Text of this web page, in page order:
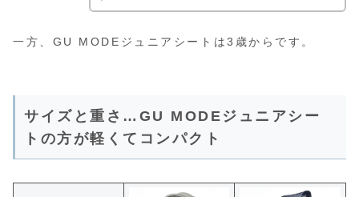
一方、GU MODEジュニアシートは3歳からです。
サイズと重さ…GU MODEジュニアシー
トの方が軽くてコンパクト